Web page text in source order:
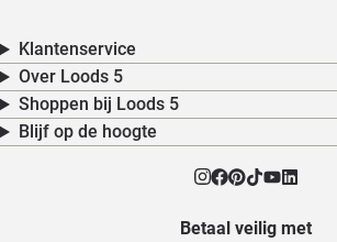
Klantenservice
Over Loods 5
Shoppen bij Loods 5
Blijf op de hoogte
Betaal veilig met